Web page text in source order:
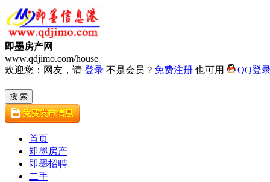
即墨房产网
www.qdjimo.com/house
欢迎您：网友，请 登录 不是会员？ 免费注册 也可用 QQ登
首页
即墨房产
即墨招聘
二手